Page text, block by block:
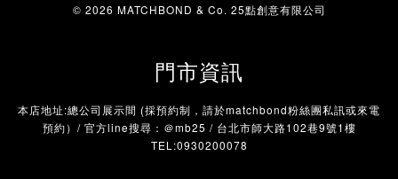
© 2026 MATCHBOND & Co. 25點創意有限公司
門市資訊
本店地址:總公司展示間 (採預約制，請於matchbond粉絲團私訊或來電
預約）/ 官方line搜尋：＠mb25 / 台北市師大路102巷9號1樓
TEL:0930200078